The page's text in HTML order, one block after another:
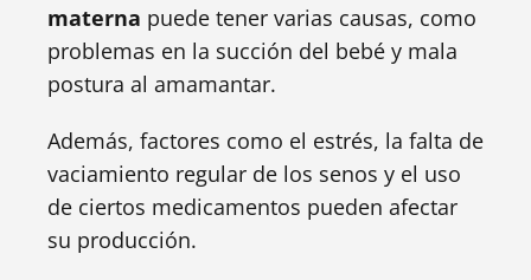
materna puede tener varias causas, como
problemas en la succión del bebé y mala
postura al amamantar.
Además, factores como el estrés, la falta de
vaciamiento regular de los senos y el uso
de ciertos medicamentos pueden afectar
su producción.